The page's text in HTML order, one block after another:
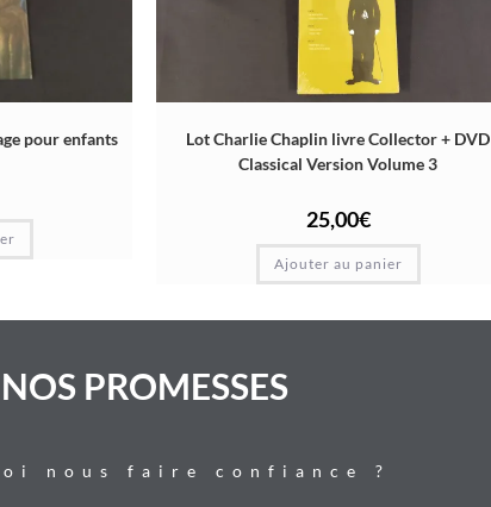
pour enfants
Lot Charlie Chaplin livre Collector + DVD
Classical Version Volume 3
25,00€
Ajouter au panier
NOS PROMESSES
nous faire confiance ?